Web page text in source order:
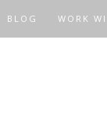
BLOG WORK